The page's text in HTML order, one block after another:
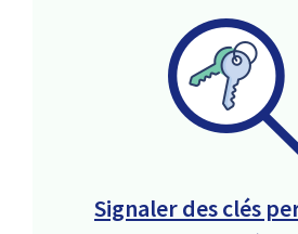
Signaler des clés